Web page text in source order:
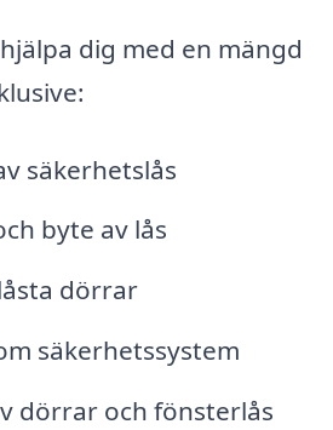
dig med en mängd
säkerhetslås
byte av lås
dörrar
säkerhetssystem
dörrar och fönsterlås